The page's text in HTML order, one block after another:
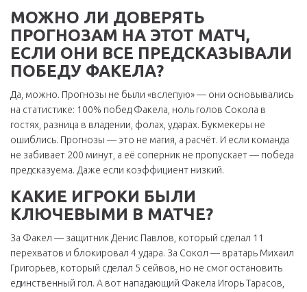
МОЖНО ЛИ ДОВЕРЯТЬ
ПРОГНОЗАМ НА ЭТОТ МАТЧ,
ЕСЛИ ОНИ ВСЕ ПРЕДСКАЗЫВАЛИ
ПОБЕДУ ФАКЕЛА?
Да, можно. Прогнозы не были «вслепую» — они основывались
на статистике: 100% побед Факела, ноль голов Сокола в
гостях, разница в владении, фолах, ударах. Букмекеры не
ошиблись. Прогнозы — это не магия, а расчёт. И если команда
не забивает 200 минут, а её соперник не пропускает — победа
предсказуема. Даже если коэффициент низкий.
КАКИЕ ИГРОКИ БЫЛИ
КЛЮЧЕВЫМИ В МАТЧЕ?
За Факел — защитник Денис Павлов, который сделал 11
перехватов и блокировал 4 удара. За Сокол — вратарь Михаил
Григорьев, который сделал 5 сейвов, но не смог остановить
единственный гол. А вот нападающий Факела Игорь Тарасов,